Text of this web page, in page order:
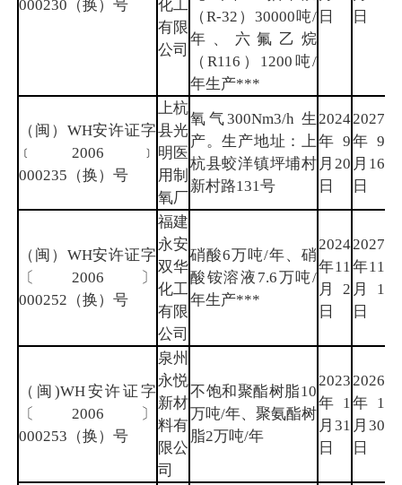
000230（换）号
化工
有限
公司
（R-32）30000吨/
年、六氟乙烷
（R116）1200吨/
年生产***
日
日
（闽）WH安许证字
﹝2006﹞
000235（换）号
上杭
县光
明医
用制
氧厂
氧气300Nm3/h 生
产。生产地址：上
杭县蛟洋镇坪埔村
新村路131号
2024
年9
月20
日
2027
年9
月16
日
（闽）WH安许证字
〔2006〕
000252（换）号
福建
永安
双华
化工
有限
公司
硝酸6万吨/年、硝
酸铵溶液7.6万吨/
年生产***
2024
年11
月2
日
2027
年11
月1
日
（闽)WH安许证字
〔2006〕
000253（换）号
泉州
永悦
新材
料有
限公
司
不饱和聚酯树脂10
万吨/年、聚氨酯树
脂2万吨/年
2023
年1
月31
日
2026
年1
月30
日